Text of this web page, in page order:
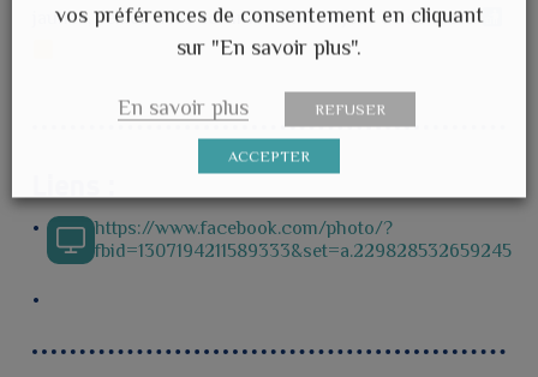
jaunes, veillez à les sortir la veille du jour de collecte.
https://www.facebook.com/photo/?
fbid=1307194211589333&set=a.229828532659245
vos préférences de consentement en cliquant
sur "En savoir plus".
En savoir plus REFUSER
ACCEPTER